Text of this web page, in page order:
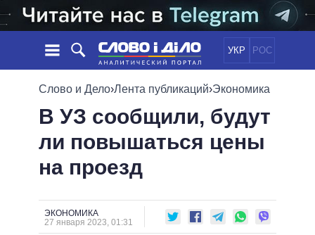
УКР РОС
НОВОСТИ
ЛЕНТА
СОБЫТИЯ
СТАТЬИ
МНЕНИЯ
ОБЗОРЫ
ДАЙДЖЕСТЫ
ПОЛИТИКА
ЭКОНОМИКА
ОБЕЩАНИЯ
ПОЛИТИКИ
ВСЕ ПОЛИТИКИ
ПРЕЗИДЕНТ И ОФИС
ВЕРХОВНАЯ РАДА
ИНФОГРАФИКА
ВИДЕО
Слово и Дело›Лента публикаций›Экономика
В УЗ сообщили, будут
ли повышаться цены
на проезд
ЭКОНОМИКА
27 января 2023, 01:31